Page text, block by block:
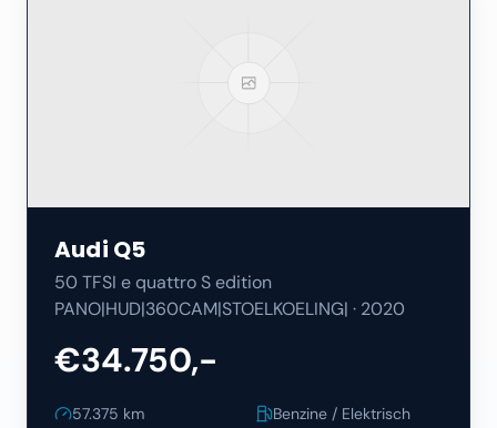
Audi Q5
50 TFSI e quattro S edition
PANO|HUD|360CAM|STOELKOELING| · 2020
€34.750,-
57.375 km
Benzine / Elektrisch